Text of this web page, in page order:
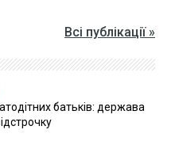
Всі публікації »
батьків: держава